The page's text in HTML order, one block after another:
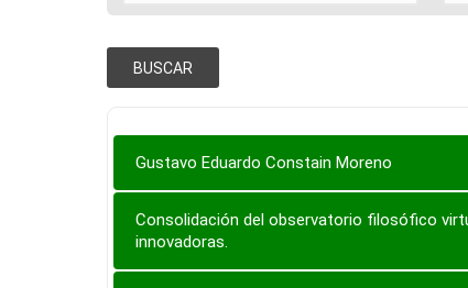
Gustavo Eduardo Constain Moreno
Consolidación del observatorio filosófico
innovadoras.